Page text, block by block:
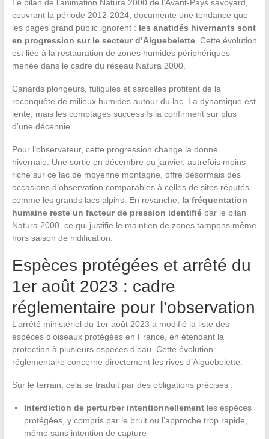
Le bilan de l’animation Natura 2000 de l’Avant-Pays savoyard,
couvrant la période 2012-2024, documente une tendance que
les pages grand public ignorent : les anatidés hivernants sont
en progression sur le secteur d’Aiguebelette. Cette évolution
est liée à la restauration de zones humides périphériques
menée dans le cadre du réseau Natura 2000.
Canards plongeurs, fuligules et sarcelles profitent de la
reconquête de milieux humides autour du lac. La dynamique est
lente, mais les comptages successifs la confirment sur plus
d’une décennie.
Pour l’observateur, cette progression change la donne
hivernale. Une sortie en décembre ou janvier, autrefois moins
riche sur ce lac de moyenne montagne, offre désormais des
occasions d’observation comparables à celles de sites réputés
comme les grands lacs alpins. En revanche, la fréquentation
humaine reste un facteur de pression identifiépar le bilan
Natura 2000, ce qui justifie le maintien de zones tampons même
hors saison de nidification.
Espèces protégées et arrêté du
1er août 2023 : cadre
réglementaire pour l’observation
L’arrêté ministériel du 1er août 2023 a modifié la liste des
espèces d’oiseaux protégées en France, en étendant la
protection à plusieurs espèces d’eau. Cette évolution
réglementaire concerne directement les rives d’Aiguebelette.
Sur le terrain, cela se traduit par des obligations précises :
Interdiction de perturber intentionnellementles espèces
protégées, y compris par le bruit ou l’approche trop rapide,
même sans intention de capture